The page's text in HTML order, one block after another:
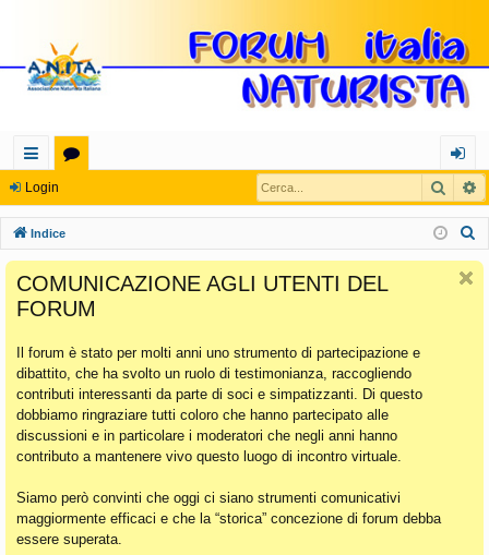
oll
eg
a
m
en
ti
Ra
pi
di
u
m
og
in
Login Cerca
Indice
COMUNICAZIONE AGLI UTENTI DEL
FORUM
Il forum è stato per molti anni uno strumento di partecipazione e
dibattito, che ha svolto un ruolo di testimonianza, raccogliendo
contributi interessanti da parte di soci e simpatizzanti. Di questo
dobbiamo ringraziare tutti coloro che hanno partecipato alle
discussioni e in particolare i moderatori che negli anni hanno
contributo a mantenere vivo questo luogo di incontro virtuale.
Siamo però convinti che oggi ci siano strumenti comunicativi
maggiormente efficaci e che la “storica” concezione di forum debba
essere superata.